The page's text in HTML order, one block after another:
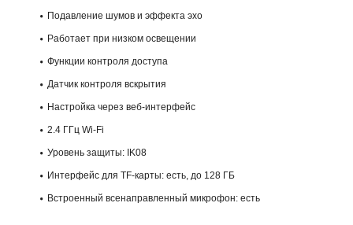
Подавление шумов и эффекта эхо
Работает при низком освещении
Функции контроля доступа
Датчик контроля вскрытия
Настройка через веб-интерфейс
2.4 ГГц Wi-Fi
Уровень защиты: IK08
Интерфейс для TF-карты: есть, до 128 ГБ
Встроенный всенаправленный микрофон: есть